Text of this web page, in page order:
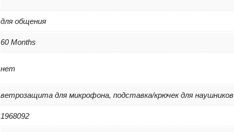
для общения
60 Months
нет
ветрозащита для микрофона, подставка/крючек для наушников
1968092